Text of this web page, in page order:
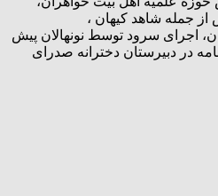
جمله شاهد کیهان ،
اجرای سرود توسط نونهالان پیش
در دبیرستان دخترانه صدرای